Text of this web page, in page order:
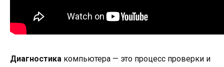
Диагностика компьютера — это процесс проверки и